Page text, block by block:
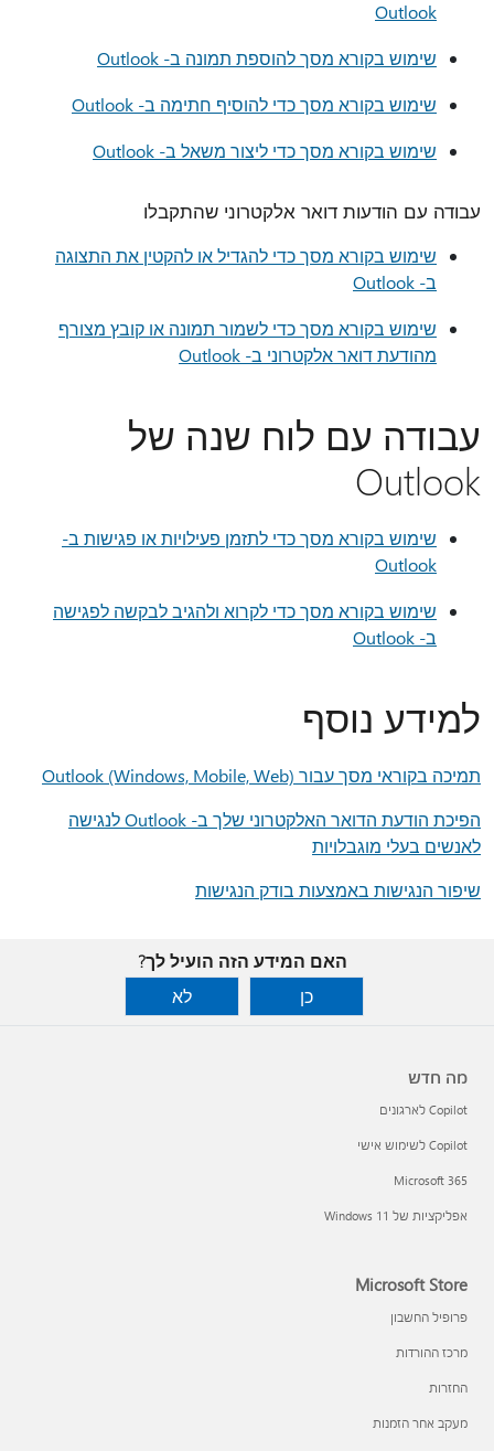
Outlook
שימוש בקורא מסך להוספת תמונה ב- Outlook
שימוש בקורא מסך כדי להוסיף חתימה ב- Outlook
שימוש בקורא מסך כדי ליצור משאל ב- Outlook
עבודה עם הודעות דואר אלקטרוני שהתקבלו
שימוש בקורא מסך כדי להגדיל או להקטין את התצוגה
ב- Outlook
שימוש בקורא מסך כדי לשמור תמונה או קובץ מצורף
מהודעת דואר אלקטרוני ב- Outlook
עבודה עם לוח שנה של
Outlook
שימוש בקורא מסך כדי לתזמן פעילויות או פגישות ב-
Outlook
שימוש בקורא מסך כדי לקרוא ולהגיב לבקשה לפגישה
ב- Outlook
למידע נוסף
תמיכה בקוראי מסך עבור Outlook (Windows, Mobile, Web)
הפיכת הודעת הדואר האלקטרוני שלך ב- Outlook לנגישה
לאנשים בעלי מוגבלויות
שיפור הנגישות באמצעות בודק הנגישות
האם המידע הזה הועיל לך?
כן
לא
מה חדש
Copilot לארגונים
Copilot לשימוש אישי
Microsoft 365
אפליקציות של Windows 11‏
Microsoft Store
פרופיל החשבון
מרכז ההורדות
החזרות
מעקב אחר הזמנות